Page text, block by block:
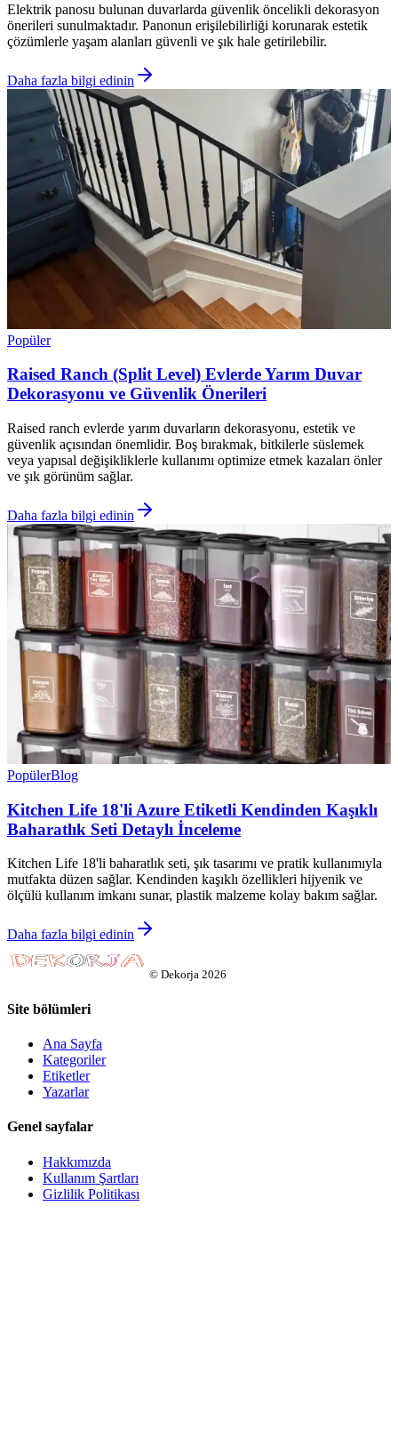
Elektrik panosu bulunan duvarlarda güvenlik öncelikli dekorasyon
önerileri sunulmaktadır. Panonun erişilebilirliği korunarak estetik
çözümlerle yaşam alanları güvenli ve şık hale getirilebilir.
Daha fazla bilgi edinin
Popüler
Raised Ranch (Split Level) Evlerde Yarım Duvar
Dekorasyonu ve Güvenlik Önerileri
Raised ranch evlerde yarım duvarların dekorasyonu, estetik ve
güvenlik açısından önemlidir. Boş bırakmak, bitkilerle süslemek
veya yapısal değişikliklerle kullanımı optimize etmek kazaları önler
ve şık görünüm sağlar.
Daha fazla bilgi edinin
PopülerBlog
Kitchen Life 18'li Azure Etiketli Kendinden Kaşıklı
Baharatlık Seti Detaylı İnceleme
Kitchen Life 18'li baharatlık seti, şık tasarımı ve pratik kullanımıyla
mutfakta düzen sağlar. Kendinden kaşıklı özellikleri hijyenik ve
ölçülü kullanım imkanı sunar, plastik malzeme kolay bakım sağlar.
Daha fazla bilgi edinin
© Dekorja 2026
Site bölümleri
Ana Sayfa
Kategoriler
Etiketler
Yazarlar
Genel sayfalar
Hakkımızda
Kullanım Şartları
Gizlilik Politikası